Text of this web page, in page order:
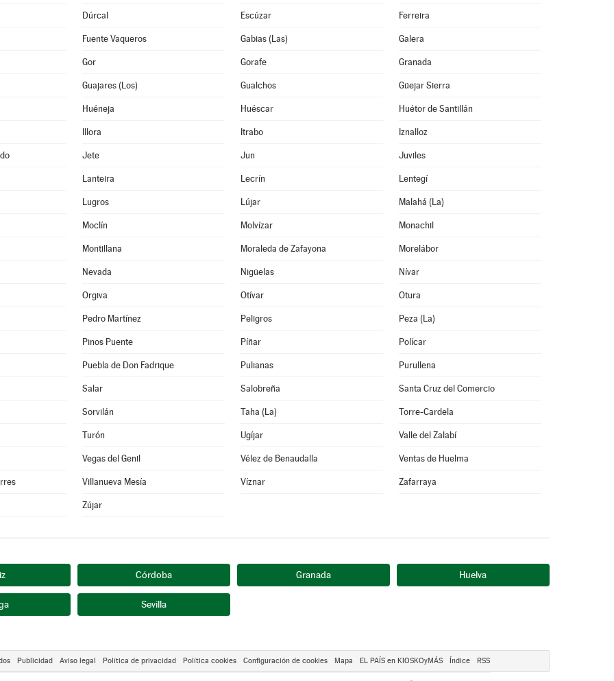
Dúrcal Escúzar Ferreira
Fuente Vaqueros Gabias (Las) Galera
Gor Gorafe Granada
Guajares (Los) Gualchos Güejar Sierra
Huéneja Huéscar Huétor de Santillán
Illora Itrabo Iznalloz
Jete Jun Juviles
Lanteira Lecrín Lentegí
Lugros Lújar Malahá (La)
Moclín Molvízar Monachil
Montillana Moraleda de Zafayona Morelábor
Nevada Nigüelas Nívar
Orgiva Otívar Otura
Pedro Martínez Peligros Peza (La)
Pinos Puente Píñar Polícar
Puebla de Don Fadrique Pulianas Purullena
Salar Salobreña Santa Cruz del Comercio
Sorvilán Taha (La) Torre-Cardela
Turón Ugíjar Valle del Zalabí
Vegas del Genil Vélez de Benaudalla Ventas de Huelma
Villanueva Mesía Víznar Zafarraya
Zújar
Córdoba Granada Huelva
Sevilla
Publicidad Aviso legal Política de privacidad Política cookies Configuración de cookies Mapa EL PAÍS en KIOSKOyMÁS Índice RSS